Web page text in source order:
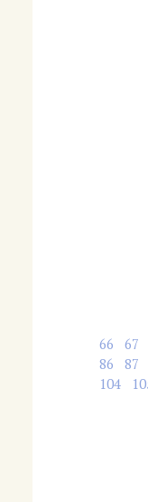
66
67
86
87
104